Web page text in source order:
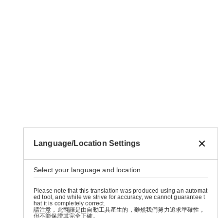
Language/Location Settings
Select your language and location
Please note that this translation was produced using an automat
ed tool, and while we strive for accuracy, we cannot guarantee t
hat it is completely correct.
請注意，此翻譯是由自動工具產生的，雖然我們努力追求準確性，
但不能保證其完全正確。